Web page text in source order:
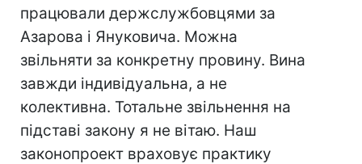
працювали держслужбовцями за
Азарова і Януковича. Можна
звільняти за конкретну провину. Вина
завжди індивідуальна, а не
колективна. Тотальне звільнення на
підставі закону я не вітаю. Наш
законопроект враховує практику